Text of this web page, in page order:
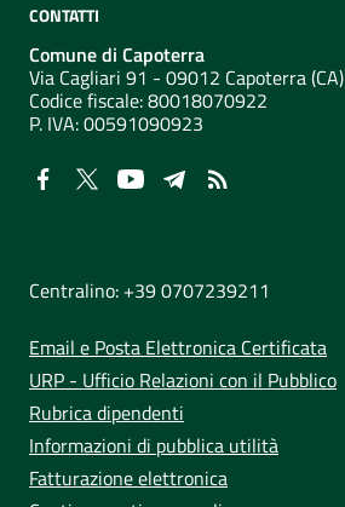
CONTATTI
Comune di Capoterra
Via Cagliari 91 - 09012 Capoterra (CA)
Codice fiscale: 80018070922
P. IVA:00591090923
Centralino: +39 0707239211
Email e Posta Elettronica Certificata
URP - Ufficio Relazioni con il Pubblico
Rubrica dipendenti
Informazioni di pubblica utilità
Fatturazione elettronica